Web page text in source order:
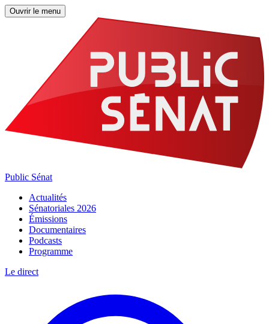
Ouvrir le menu
Public Sénat
Actualités
Sénatoriales 2026
Émissions
Documentaires
Podcasts
Programme
Le direct